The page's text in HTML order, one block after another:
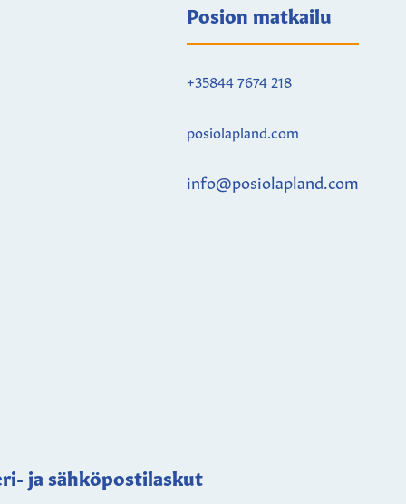
Posion matkailu
+35844 7674 218
posiolapland.com
info@posiolapland.com
ja sähköpostilaskut